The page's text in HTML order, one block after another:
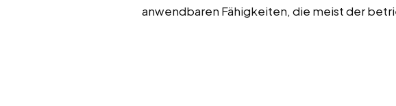
anwendbaren Fähigkeiten, die meist der